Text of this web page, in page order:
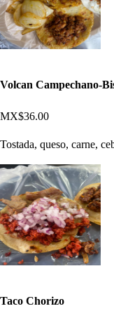
Volcan Campechano-
MX$36.00
Tostada, queso, carne,
Taco Chorizo